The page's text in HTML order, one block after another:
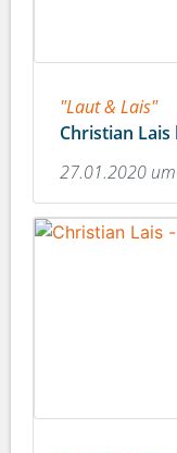
"Laut & Lais"
Christian
27.01.2020